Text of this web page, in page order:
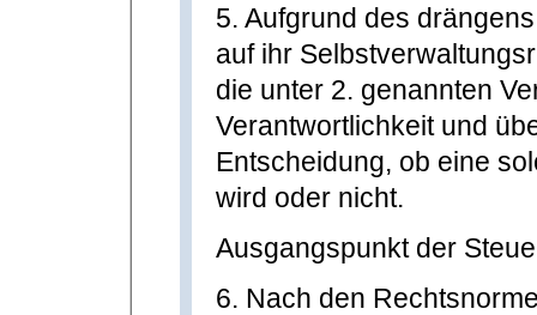
5. Aufgrund des
auf ihr
die unter 2. genannten
Verantwortlichkeit und
Entscheidung, ob eine
wird oder nicht.
Ausgangspunkt der
6. Nach den